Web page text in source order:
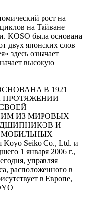
рост на
на Тайване
KOSO была основана
двух японских слов
здесь означает
высокую
В 1921
ПРОТЯЖЕНИИ
ИЗ МИРОВЫХ
И
Seiko Co., Ltd. и
1 января 2006 г.,
управляя
расположенного в
в Европе,